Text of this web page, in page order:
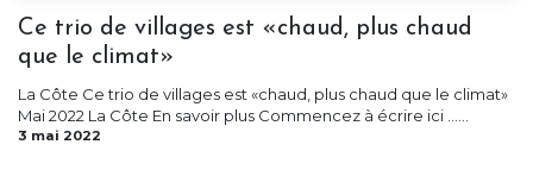
Ce trio de villages est «chaud, plus chaud
que le climat»
La Côte Ce trio de villages est «chaud, plus chaud que le climat»
Mai 2022 La Côte En savoir plus Commencez à écrire ici ......
3 mai 2022